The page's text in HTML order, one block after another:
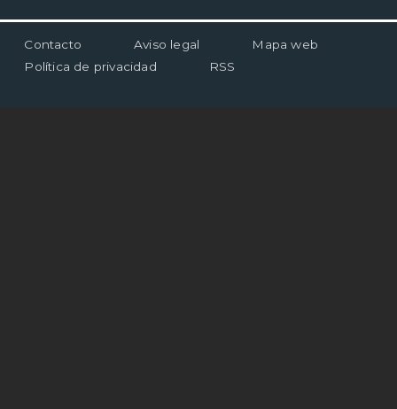
Menú
Contacto Aviso legal
Mapa web
Política de privacidad
RSS